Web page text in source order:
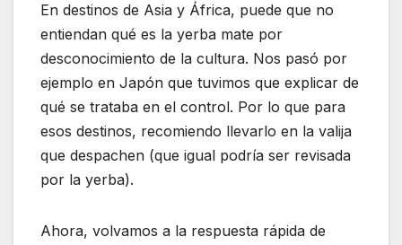
En destinos de Asia y África, puede que no
entiendan qué es la yerba mate por
desconocimiento de la cultura. Nos pasó por
ejemplo en Japón que tuvimos que explicar de
qué se trataba en el control. Por lo que para
esos destinos, recomiendo llevarlo en la valija
que despachen (que igual podría ser revisada
por la yerba).
Ahora, volvamos a la respuesta rápida de